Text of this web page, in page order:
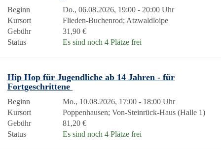
Beginn
Do., 06.08.2026, 19:00 - 20:00 Uhr
Kursort
Flieden-Buchenrod; Atzwaldloipe
Gebühr
31,90 €
Status
Es sind noch 4 Plätze frei
Hip Hop für Jugendliche ab 14 Jahren - für
Fortgeschrittene
Beginn
Mo., 10.08.2026, 17:00 - 18:00 Uhr
Kursort
Poppenhausen; Von-Steinrück-Haus (Halle 1)
Gebühr
81,20 €
Status
Es sind noch 4 Plätze frei